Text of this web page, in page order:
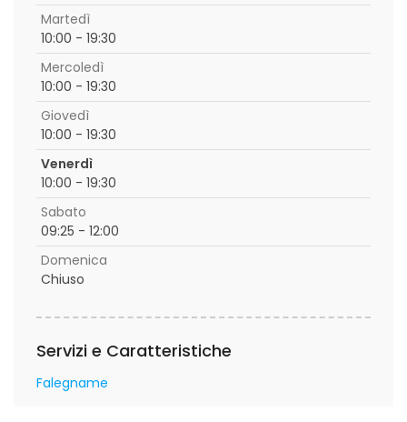
Martedì
10:00 - 19:30
Mercoledì
10:00 - 19:30
Giovedì
10:00 - 19:30
Venerdì
10:00 - 19:30
Sabato
09:25 - 12:00
Domenica
Chiuso
Servizi e Caratteristiche
Falegname